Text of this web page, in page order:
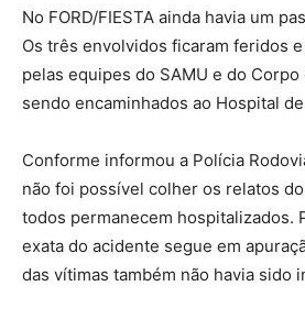
No FORD/FIESTA ainda havia um
Os três envolvidos ficaram feridos
pelas equipes do SAMU e do
sendo encaminhados ao Hospital
Conforme informou a Polícia
não foi possível colher os relatos
todos permanecem hospitalizados.
exata do acidente segue em
das vítimas também não havia sido